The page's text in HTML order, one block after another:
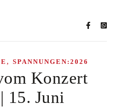
, SPANNUNGEN:2026
Konzert
15. Juni